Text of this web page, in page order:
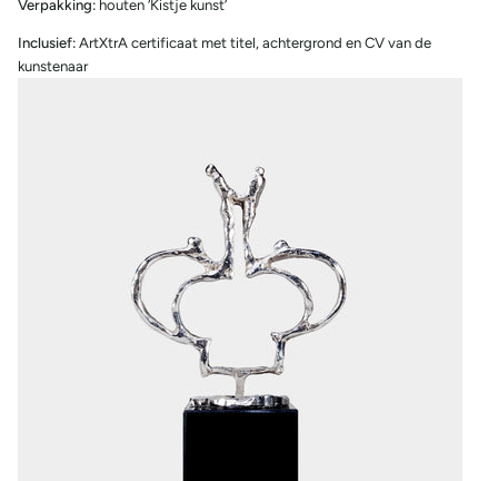
Verpakking: houten ‘Kistje kunst’
Inclusief: ArtXtrA certificaat met titel, achtergrond en CV van de
kunstenaar